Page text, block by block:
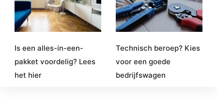
Is een alles-in-een-
pakket voordelig? Lees
het hier
Technisch beroep? Kies
voor een goede
bedrijfswagen